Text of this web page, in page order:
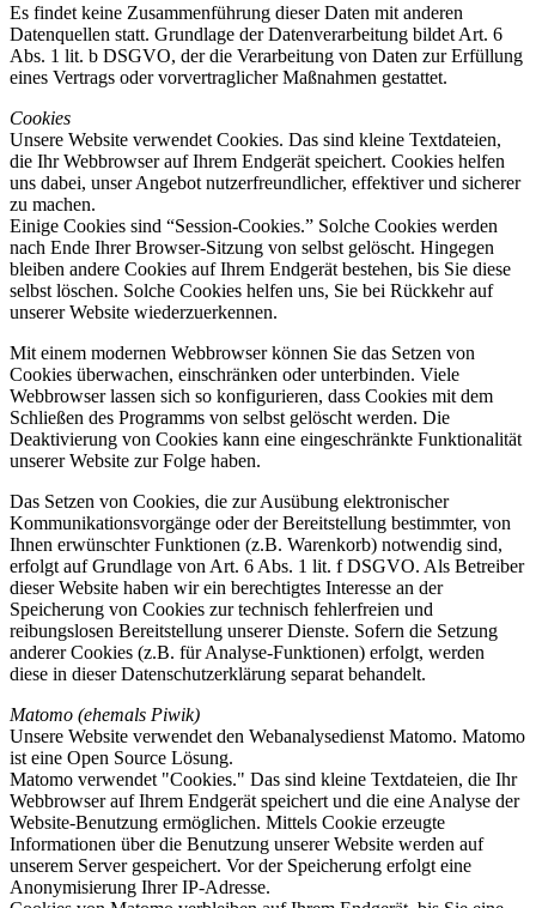
Es findet keine Zusammenführung dieser Daten mit anderen
Datenquellen statt. Grundlage der Datenverarbeitung bildet Art. 6
Abs. 1 lit. b DSGVO, der die Verarbeitung von Daten zur Erfüllung
eines Vertrags oder vorvertraglicher Maßnahmen gestattet.
Cookies
Unsere Website verwendet Cookies. Das sind kleine Textdateien,
die Ihr Webbrowser auf Ihrem Endgerät speichert. Cookies helfen
uns dabei, unser Angebot nutzerfreundlicher, effektiver und sicherer
zu machen.
Einige Cookies sind “Session-Cookies.” Solche Cookies werden
nach Ende Ihrer Browser-Sitzung von selbst gelöscht. Hingegen
bleiben andere Cookies auf Ihrem Endgerät bestehen, bis Sie diese
selbst löschen. Solche Cookies helfen uns, Sie bei Rückkehr auf
unserer Website wiederzuerkennen.
Mit einem modernen Webbrowser können Sie das Setzen von
Cookies überwachen, einschränken oder unterbinden. Viele
Webbrowser lassen sich so konfigurieren, dass Cookies mit dem
Schließen des Programms von selbst gelöscht werden. Die
Deaktivierung von Cookies kann eine eingeschränkte Funktionalität
unserer Website zur Folge haben.
Das Setzen von Cookies, die zur Ausübung elektronischer
Kommunikationsvorgänge oder der Bereitstellung bestimmter, von
Ihnen erwünschter Funktionen (z.B. Warenkorb) notwendig sind,
erfolgt auf Grundlage von Art. 6 Abs. 1 lit. f DSGVO. Als Betreiber
dieser Website haben wir ein berechtigtes Interesse an der
Speicherung von Cookies zur technisch fehlerfreien und
reibungslosen Bereitstellung unserer Dienste. Sofern die Setzung
anderer Cookies (z.B. für Analyse-Funktionen) erfolgt, werden
diese in dieser Datenschutzerklärung separat behandelt.
Matomo (ehemals Piwik)
Unsere Website verwendet den Webanalysedienst Matomo. Matomo
ist eine Open Source Lösung.
Matomo verwendet "Cookies." Das sind kleine Textdateien, die Ihr
Webbrowser auf Ihrem Endgerät speichert und die eine Analyse der
Website-Benutzung ermöglichen. Mittels Cookie erzeugte
Informationen über die Benutzung unserer Website werden auf
unserem Server gespeichert. Vor der Speicherung erfolgt eine
Anonymisierung Ihrer IP-Adresse.